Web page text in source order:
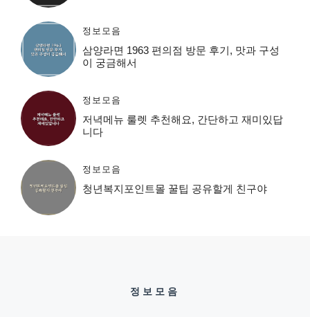
정보모음
삼양라면 1963 편의점 방문 후기, 맛과 구성
이 궁금해서
정보모음
저녁메뉴 룰렛 추천해요, 간단하고 재미있답
니다
정보모음
청년복지포인트몰 꿀팁 공유할게 친구야
정보모음